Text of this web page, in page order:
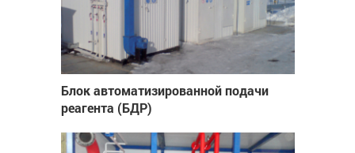
Блок автоматизированной подачи
реагента (БДР)